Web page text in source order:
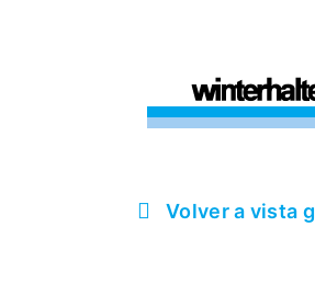
Volver a vista